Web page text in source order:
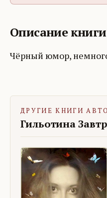
Описание книги
Чёрный юмор,
ДРУГИЕ КНИГИ
Гильотина